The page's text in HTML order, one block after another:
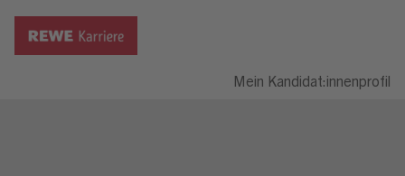
Mein Kandidat:innenprofil